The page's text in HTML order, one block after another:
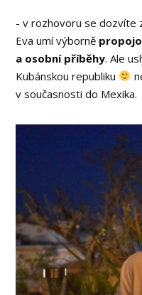
- v rozhovoru se dozvíte
Eva umí výborně
a osobní příběhy. Ale
Kubánskou republiku
v současnosti do Mexika.